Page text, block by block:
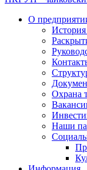
О
Охрана
Наши